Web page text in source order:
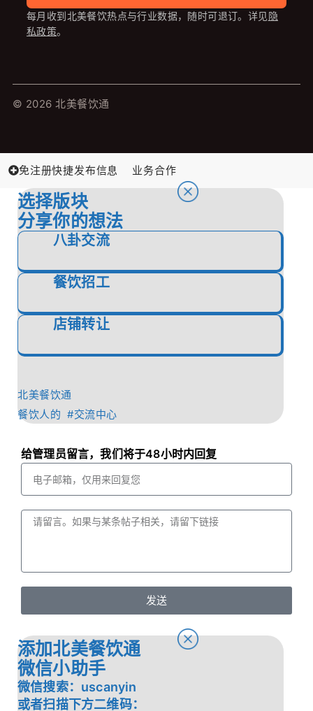
每月收到北美餐饮热点与行业数据，随时可退订。详见隐
私政策。
© 2026 北美餐饮通
免注册快捷发布信息 业务合作
选择版块
分享你的想法
八卦交流
餐饮招工
店铺转让
北美餐饮通
餐饮人的 #交流中心
给管理员留言，我们将于48小时内回复
发送
添加北美餐饮通
微信小助手
微信搜索：uscanyin
或者扫描下方二维码：